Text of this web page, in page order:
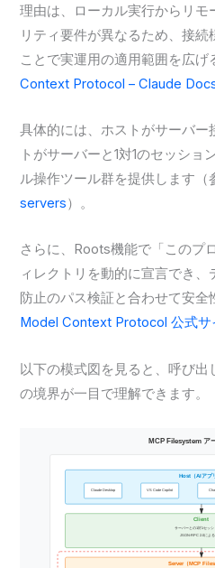
理由は、ローカル実行からリモ
リティ要件が異なるため、接
ことで実運用の適用範囲を広げ
Context Protocol – Claude
具体的には、ホストがサーバー
トがサーバーと1対1のセッショ
ル操作ツール群を提供します
servers）。
さらに、Roots機能で「このプ
ィレクトリを動的に宣言でき
防止のパス検証と合わせて安全
Model Context Protocol 公式サ
以下の模式図を見ると、呼び出
の境界が一目で理解できます。